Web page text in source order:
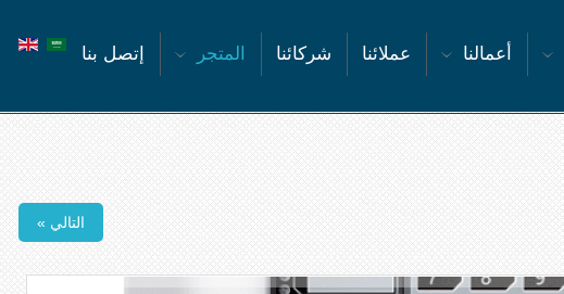
أعمالنا عملائنا شركائنا المتجر إتصل بنا
التالي »